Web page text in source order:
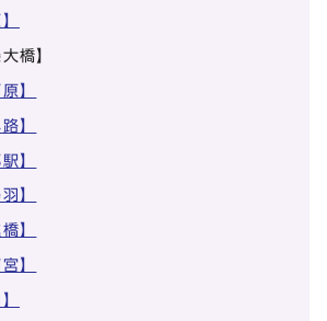
橋】
】
】
】
】
】
】